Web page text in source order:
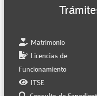
Matrimonio
Licencias de
Funcionamiento
ITSE